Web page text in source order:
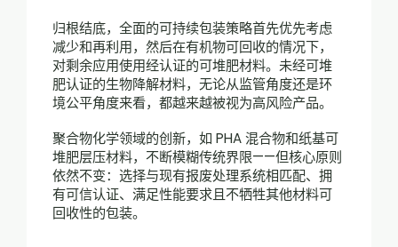
归根结底，全面的可持续包装策略首先优先考虑
减少和再利用，然后在有机物可回收的情况下，
对剩余应用使用经认证的可堆肥材料。未经可堆
肥认证的生物降解材料，无论从监管角度还是环
境公平角度来看，都越来越被视为高风险产品。
聚合物化学领域的创新，如 PHA 混合物和纸基可
堆肥层压材料，不断模糊传统界限——但核心原则
依然不变：选择与现有报废处理系统相匹配、拥
有可信认证、满足性能要求且不牺牲其他材料可
回收性的包装。